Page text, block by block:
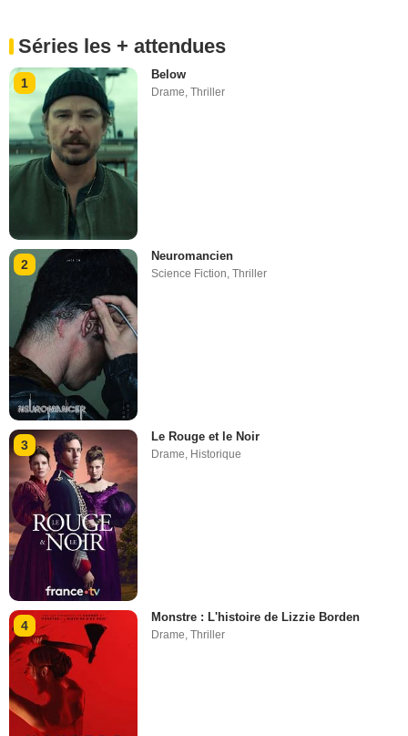
Séries les + attendues
1
Below
Drame,Thriller
2
Neuromancien
Science Fiction ,Thriller
3
Le Rouge et le Noir
Drame, Historique
4
Monstre : L'histoire de Lizzie Borden
Drame,Thriller